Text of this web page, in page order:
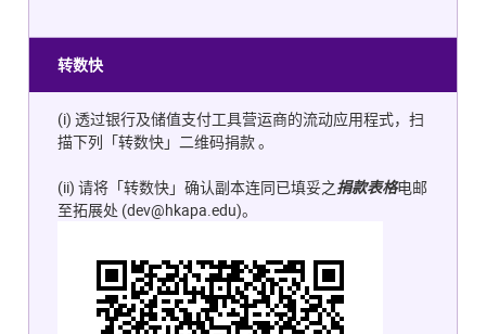
转数快
(i)透过银行及储值支付工具营运商的流动应用程式，扫
描下列「转数快」二维码捐款。
(ii)请将「转数快」确认副本连同已填妥之捐款表格电邮
至拓展处 (dev@hkapa.edu)。